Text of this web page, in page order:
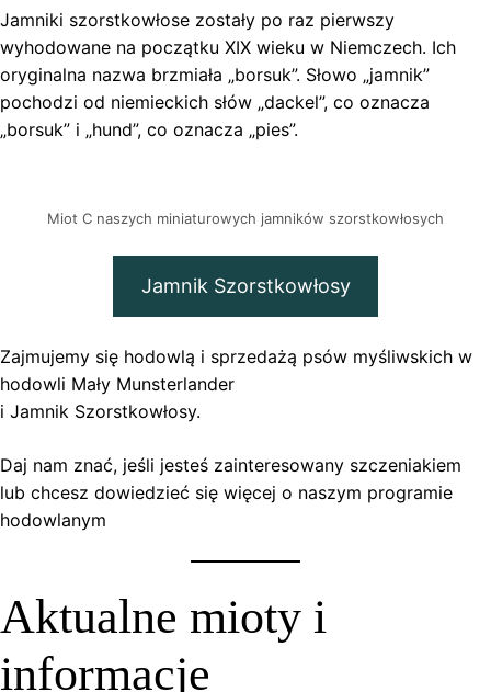
Jamniki szorstkowłose zostały po raz pierwszy
wyhodowane na początku XIX wieku w Niemczech. Ich
oryginalna nazwa brzmiała „borsuk”. Słowo „jamnik”
pochodzi od niemieckich słów „dackel”, co oznacza
„borsuk” i „hund”, co oznacza „pies”.
Miot C naszych miniaturowych jamników szorstkowłosych
Jamnik Szorstkowłosy
Zajmujemy się hodowlą i sprzedażą psów myśliwskich w
hodowli Mały Munsterlander
i Jamnik Szorstkowłosy.
Daj nam znać, jeśli jesteś zainteresowany szczeniakiem
lub chcesz dowiedzieć się więcej o naszym programie
hodowlanym
Aktualne mioty i
informacje